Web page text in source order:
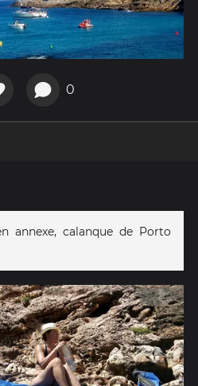
0
annexe, calanque de Porto